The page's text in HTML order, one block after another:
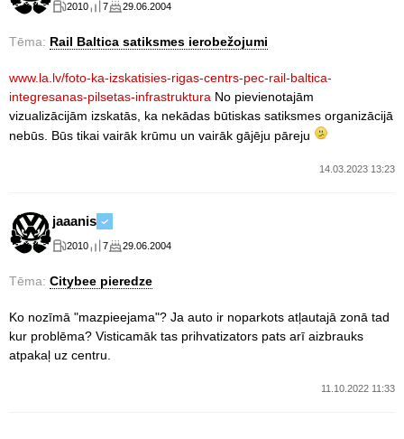
2010 7 29.06.2004
Tēma: Rail Baltica satiksmes ierobežojumi
www.la.lv/foto-ka-izskatisies-rigas-centrs-pec-rail-baltica-
integresanas-pilsetas-infrastruktura No pievienotajām
vizualizācijām izskatās, ka nekādas būtiskas satiksmes organizācijā
nebūs. Būs tikai vairāk krūmu un vairāk gājēju pāreju
14.03.2023 13:23
jaaanis
2010 7 29.06.2004
Tēma: Citybee pieredze
Ko nozīmā "mazpieejama"? Ja auto ir noparkots atļautajā zonā tad
kur problēma? Visticamāk tas prihvatizators pats arī aizbrauks
atpakaļ uz centru.
11.10.2022 11:33